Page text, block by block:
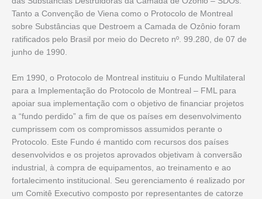
Tanto a Convenção de Viena como o Protocolo de Montreal
sobre Substâncias que Destroem a Camada de Ozônio foram
ratificados pelo Brasil por meio do Decreto nº. 99.280, de 07 de
junho de 1990.
Em 1990, o Protocolo de Montreal instituiu o Fundo Multilateral
para a Implementação do Protocolo de Montreal – FML para
apoiar sua implementação com o objetivo de financiar projetos
a “fundo perdido” a fim de que os países em desenvolvimento
cumprissem com os compromissos assumidos perante o
Protocolo. Este Fundo é mantido com recursos dos países
desenvolvidos e os projetos aprovados objetivam à conversão
industrial, à compra de equipamentos, ao treinamento e ao
fortalecimento institucional. Seu gerenciamento é realizado por
um Comitê Executivo composto por representantes de catorze